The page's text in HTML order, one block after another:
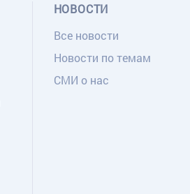
НОВОСТИ
Все новости
Новости по темам
СМИ о нас